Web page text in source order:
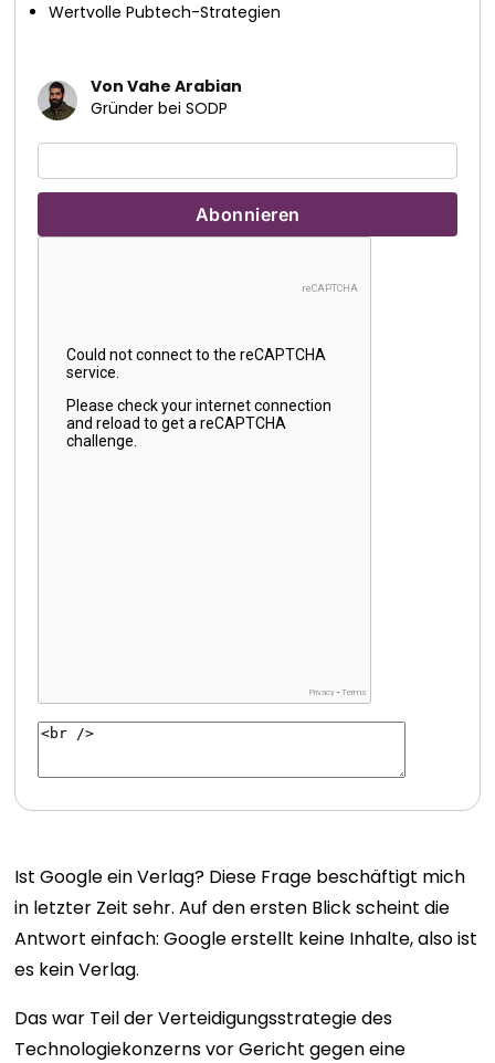
Wertvolle Pubtech-Strategien
Von Vahe Arabian
Gründer bei SODP
Ist Google ein Verlag? Diese Frage beschäftigt mich
in letzter Zeit sehr. Auf den ersten Blick scheint die
Antwort einfach: Google erstellt keine Inhalte, also ist
es kein Verlag.
Das war Teil der Verteidigungsstrategie des
Technologiekonzerns vor Gericht gegen eine